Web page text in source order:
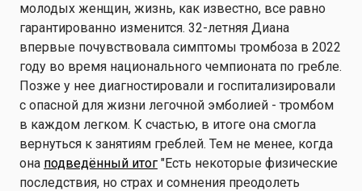
молодых женщин, жизнь, как известно, все равно
гарантированно изменится. 32-летняя Диана
впервые почувствовала симптомы тромбоза в 2022
году во время национального чемпионата по гребле.
Позже у нее диагностировали и госпитализировали
с опасной для жизни легочной эмболией - тромбом
в каждом легком. К счастью, в итоге она смогла
вернуться к занятиям греблей. Тем не менее, когда
она подведённый итог "Есть некоторые физические
последствия, но страх и сомнения преодолеть